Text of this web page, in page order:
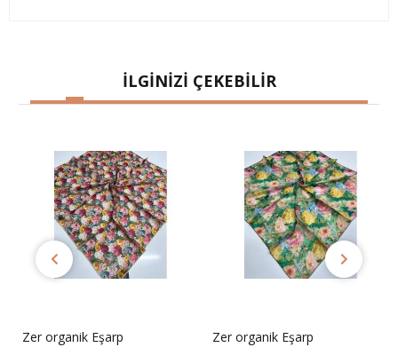
İLGİNİZİ ÇEKEBİLİR
Zer organik Eşarp Zer organik Eşarp